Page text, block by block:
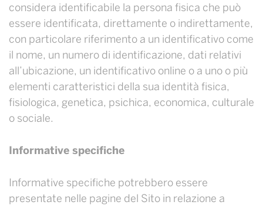
considera identificabile la persona fisica che può
essere identificata, direttamente o indirettamente,
con particolare riferimento a un identificativo come
il nome, un numero di identificazione, dati relativi
all’ubicazione, un identificativo online o a uno o più
elementi caratteristici della sua identità fisica,
fisiologica, genetica, psichica, economica, culturale
o sociale.
Informative specifiche
Informative specifiche potrebbero essere
presentate nelle pagine del Sito in relazione a